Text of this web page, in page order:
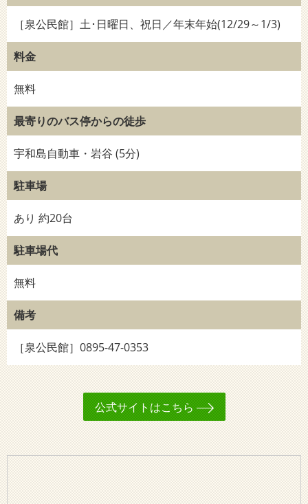
［泉公民館］土･日曜日、祝日／年末年始(12/29～1/3)
料金
無料
最寄りのバス停からの徒歩
宇和島自動車・岩谷 (5分)
駐車場
あり 約20台
駐車場代
無料
備考
［泉公民館］0895-47-0353
公式サイトはこちら